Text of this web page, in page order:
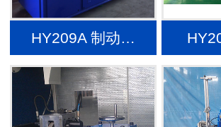
HY209A 制动…